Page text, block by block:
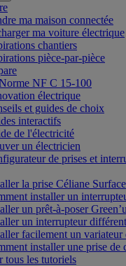
ma maison connectée
ma voiture électrique
chantiers
pièce-par-pièce
NF C 15-100
électrique
et guides de choix
interactifs
de l'électricité
un électricien
de prises et
la prise Céliane
installer un
un prêt-à-poser
un interrupteur
facilement un variateur
installer une prise
tous les tutoriels